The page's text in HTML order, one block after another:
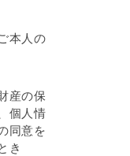
本人の
産の保
個人情
同意を
き